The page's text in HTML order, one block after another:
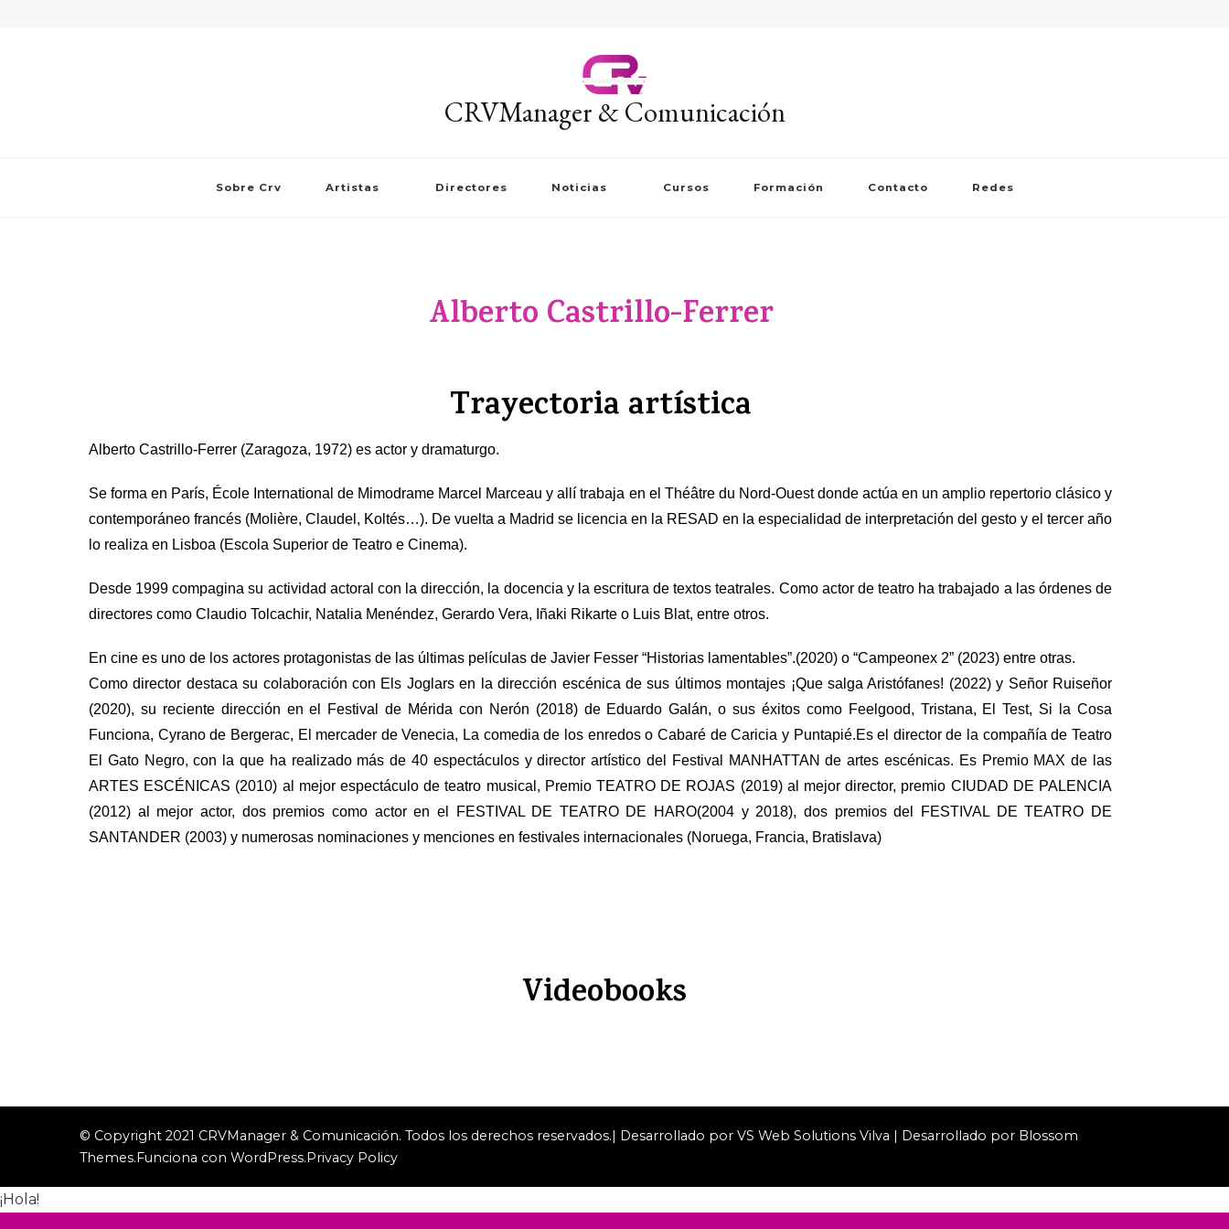
CRVManager & Comunicación
Sobre Crv Artistas Directores Noticias Cursos Formación Contacto Redes
Alberto Castrillo-Ferrer
Trayectoria artística
Alberto Castrillo-Ferrer (Zaragoza, 1972) es actor y dramaturgo.
Se forma en París, École International de Mimodrame Marcel Marceau y allí trabaja en el Théâtre du Nord-Ouest donde actúa en un amplio repertorio clásico y
contemporáneo francés (Molière, Claudel, Koltés…). De vuelta a Madrid se licencia en la RESAD en la especialidad de interpretación del gesto y el tercer año
lo realiza en Lisboa (Escola Superior de Teatro e Cinema).
Desde 1999 compagina su actividad actoral con la dirección, la docencia y la escritura de textos teatrales. Como actor de teatro ha trabajado a las órdenes de
directores como Claudio Tolcachir, Natalia Menéndez, Gerardo Vera, Iñaki Rikarte o Luis Blat, entre otros.
En cine es uno de los actores protagonistas de las últimas películas de Javier Fesser “Historias lamentables”.(2020) o “Campeonex 2” (2023) entre otras.
Como director destaca su colaboración con Els Joglars en la dirección escénica de sus últimos montajes ¡Que salga Aristófanes! (2022) y Señor Ruiseñor
(2020), su reciente dirección en el Festival de Mérida con Nerón (2018) de Eduardo Galán, o sus éxitos como Feelgood, Tristana, El Test, Si la Cosa
Funciona, Cyrano de Bergerac, El mercader de Venecia, La comedia de los enredos o Cabaré de Caricia y Puntapié.Es el director de la compañía de Teatro
El Gato Negro, con la que ha realizado más de 40 espectáculos y director artístico del Festival MANHATTAN de artes escénicas. Es Premio MAX de las
ARTES ESCÉNICAS (2010) al mejor espectáculo de teatro musical, Premio TEATRO DE ROJAS (2019) al mejor director, premio CIUDAD DE PALENCIA
(2012) al mejor actor, dos premios como actor en el FESTIVAL DE TEATRO DE HARO(2004 y 2018), dos premios del FESTIVAL DE TEATRO DE
SANTANDER (2003) y numerosas nominaciones y menciones en festivales internacionales (Noruega, Francia, Bratislava)
Videobooks
© Copyright 2021 CRVManager & Comunicación. Todos los derechos reservados.| Desarrollado por VS Web Solutions Vilva | Desarrollado por Blossom
Themes.Funciona con WordPress. Privacy Policy
¡Hola!